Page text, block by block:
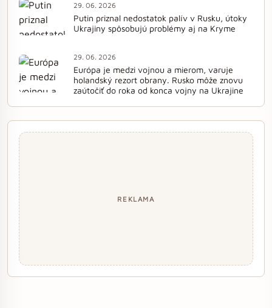
29. 06. 2026
Putin priznal nedostatok palív v Rusku, útoky
Ukrajiny spôsobujú problémy aj na Kryme
29. 06. 2026
Európa je medzi vojnou a mierom, varuje
holandský rezort obrany. Rusko môže znovu
zaútočiť do roka od konca vojny na Ukrajine
REKLAMA